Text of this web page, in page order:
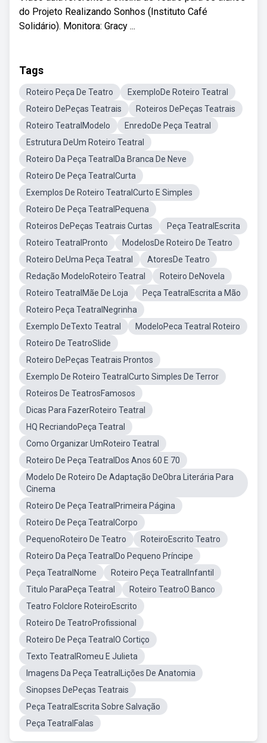
do Projeto Realizando Sonhos (Instituto Café
Solidário). Monitora: Gracy ...
Tags
Roteiro Peça De Teatro
ExemploDe Roteiro Teatral
Roteiro DePeças Teatrais
Roteiros DePeças Teatrais
Roteiro TeatralModelo
EnredoDe Peça Teatral
Estrutura DeUm Roteiro Teatral
Roteiro Da Peça TeatralDa Branca De Neve
Roteiro De Peça TeatralCurta
Exemplos De Roteiro TeatralCurto E Simples
Roteiro De Peça TeatralPequena
Roteiros DePeças Teatrais Curtas
Peça TeatralEscrita
Roteiro TeatralPronto
ModelosDe Roteiro De Teatro
Roteiro DeUma Peça Teatral
AtoresDe Teatro
Redação ModeloRoteiro Teatral
Roteiro DeNovela
Roteiro TeatralMãe De Loja
Peça TeatralEscrita a Mão
Roteiro Peça TeatralNegrinha
Exemplo DeTexto Teatral
ModeloPeca Teatral Roteiro
Roteiro De TeatroSlide
Roteiro DePeças Teatrais Prontos
Exemplo De Roteiro TeatralCurto Simples De Terror
Roteiros De TeatrosFamosos
Dicas Para FazerRoteiro Teatral
HQ RecriandoPeça Teatral
Como Organizar UmRoteiro Teatral
Roteiro De Peça TeatralDos Anos 60 E 70
Modelo De Roteiro De Adaptação DeObra Literária Para
Cinema
Roteiro De Peça TeatralPrimeira Página
Roteiro De Peça TeatralCorpo
PequenoRoteiro De Teatro
RoteiroEscrito Teatro
Roteiro Da Peça TeatralDo Pequeno Príncipe
Peça TeatralNome
Roteiro Peça TeatralInfantil
Titulo ParaPeça Teatral
Roteiro TeatroO Banco
Teatro Folclore RoteiroEscrito
Roteiro De TeatroProfissional
Roteiro De Peça TeatralO Cortiço
Texto TeatralRomeu E Julieta
Imagens Da Peça TeatralLições De Anatomia
Sinopses DePeças Teatrais
Peça TeatralEscrita Sobre Salvação
Peça TeatralFalas